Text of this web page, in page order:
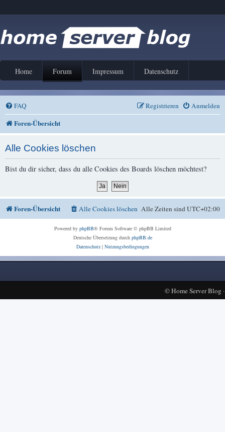
Home Forum Impressum Datenschutz
FAQ Anmelden
Registrieren
Foren-Übersicht
Alle Cookies löschen
Bist du dir sicher, dass du alle Cookies des Boards löschen möchtest?
Foren-Übersicht Alle Zeiten sindUTC+02:00
Alle Cookies löschen
Powered by phpBB® Forum Software © phpBB Limited
Deutsche Übersetzung durch phpBB.de
Datenschutz| Nutzungsbedingungen
©Home Server Blog